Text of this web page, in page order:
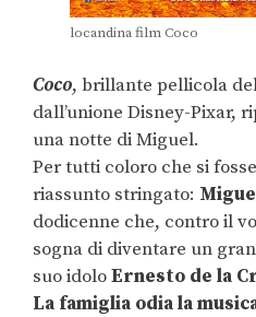
locandina film Coco
Coco, brillante pellicola
dall’unione Disney-Pixar,
una notte di Miguel.
Per tutti coloro che si
riassunto stringato:
dodicenne che, contro il
sogna di diventare un
suo idoloErnesto de la
La famiglia odia la